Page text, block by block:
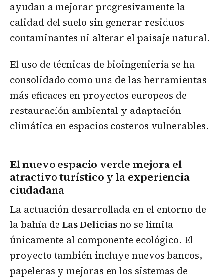
ayudan a mejorar progresivamente la
calidad del suelo sin generar residuos
contaminantes ni alterar el paisaje natural.
El uso de técnicas de bioingeniería se ha
consolidado como una de las herramientas
más eficaces en proyectos europeos de
restauración ambiental y adaptación
climática en espacios costeros vulnerables.
El nuevo espacio verde mejora el
atractivo turístico y la experiencia
ciudadana
La actuación desarrollada en el entorno de
la bahía de Las Deliciasno se limita
únicamente al componente ecológico. El
proyecto también incluye nuevos bancos,
papeleras y mejoras en los sistemas de